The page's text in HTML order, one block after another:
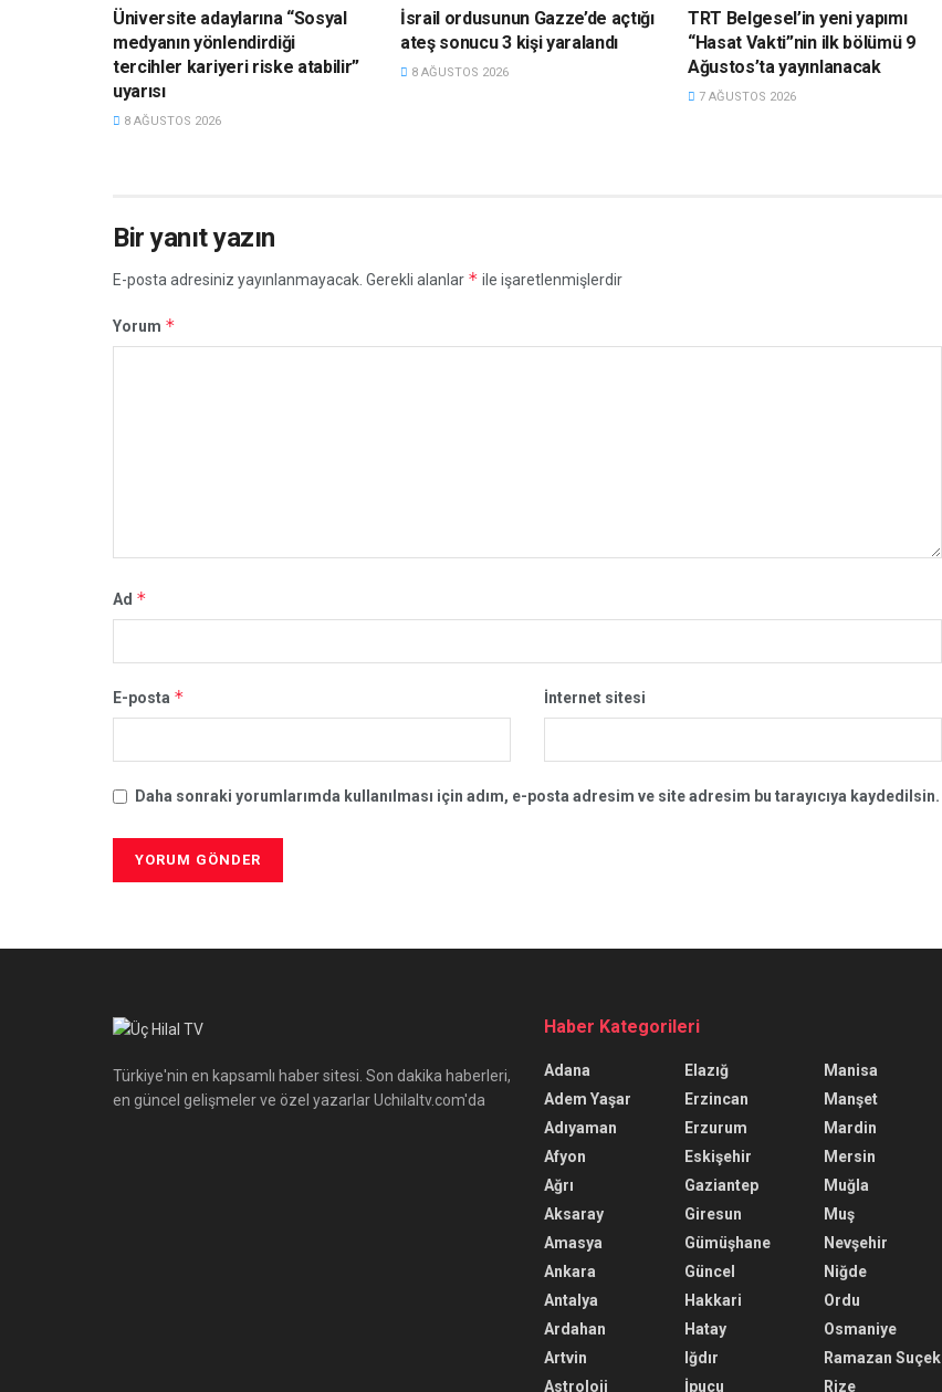
Üniversite adaylarına “Sosyal
medyanın yönlendirdiği
tercihler kariyeri riske atabilir”
uyarısı
8 AĞUSTOS 2026
İsrail ordusunun Gazze’de açtığı
ateş sonucu 3 kişi yaralandı
8 AĞUSTOS 2026
TRT Belgesel’in yeni yapımı
“Hasat Vakti”nin ilk bölümü 9
Ağustos’ta yayınlanacak
7 AĞUSTOS 2026
Bir yanıt yazın
E-posta adresiniz yayınlanmayacak. Gerekli alanlar * ile işaretlenmişlerdir
Yorum *
Ad *
E-posta * İnternet sitesi
Daha sonraki yorumlarımda kullanılması için adım, e-posta adresim ve site adresim bu tarayıcıya kaydedilsin.
Türkiye'nin en kapsamlı haber sitesi. Son dakika haberleri,
en güncel gelişmeler ve özel yazarlar Uchilaltv.com'da
Haber Kategorileri
Adana
Adem Yaşar
Adıyaman
Afyon
Ağrı
Aksaray
Amasya
Ankara
Antalya
Ardahan
Artvin
Astroloji
Elazığ
Erzincan
Erzurum
Eskişehir
Gaziantep
Giresun
Gümüşhane
Güncel
Hakkari
Hatay
Iğdır
İpucu
Manisa
Manşet
Mardin
Mersin
Muğla
Muş
Nevşehir
Niğde
Ordu
Osmaniye
Ramazan Suçek
Rize